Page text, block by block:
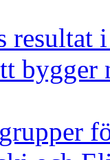
resultat